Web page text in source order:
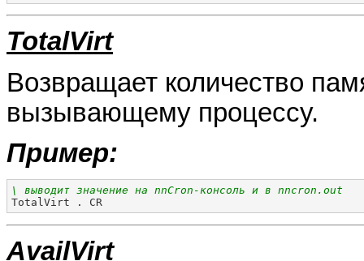
TotalVirt
Возвращает количество
вызывающему процессу.
Пример:
\ выводит значение на nnCron-консоль и в nncron.out
TotalVirt . CR
AvailVirt